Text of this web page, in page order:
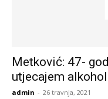
Metković: 47-
utjecajem
admin - 26 travnja, 2021